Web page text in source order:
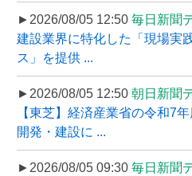
►2026/08/05 12:50 毎日新聞
建設業界に特化した「現場実
ス」を提供 ...
►2026/08/05 12:50 朝日新聞
【東芝】経済産業省の令和7
開発・建設に ...
►2026/08/05 09:30 毎日新聞